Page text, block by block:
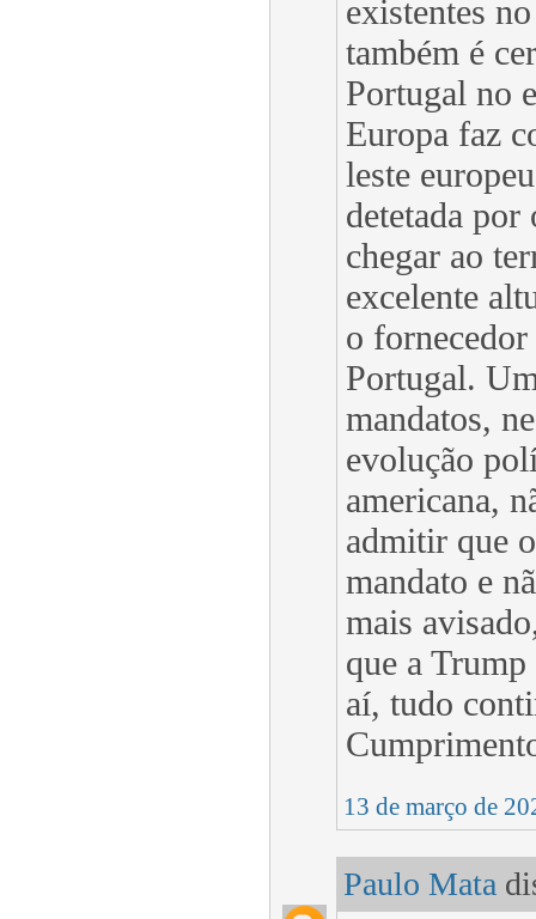
existentes
também é
Portugal no
Europa faz
leste
detetada por
chegar ao
excelente
o
Portugal.
mandatos,
evolução
americana,
admitir que
mandato e
mais
que a
aí, tudo
13 de março de
Paulo Mata